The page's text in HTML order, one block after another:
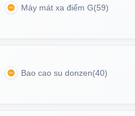
Máy mát xa điểm G(59)
Bao cao su donzen(40)